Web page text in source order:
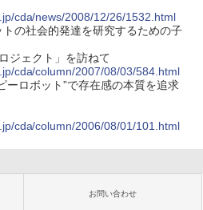
cda/news/2008/12/26/1532.html
トの社会的発達を研究するための子
ジェクト」を訪ねて
cda/column/2007/08/03/584.html
ーロボット”で存在感の本質を追求
cda/column/2006/08/01/101.html
お問い合わせ